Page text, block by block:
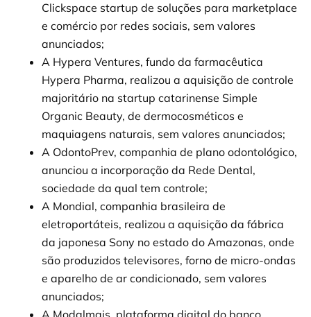
Clickspace startup de soluções para marketplace
e comércio por redes sociais, sem valores
anunciados;
A Hypera Ventures, fundo da farmacêutica
Hypera Pharma, realizou a aquisição de controle
majoritário na startup catarinense Simple
Organic Beauty, de dermocosméticos e
maquiagens naturais, sem valores anunciados;
A OdontoPrev, companhia de plano odontológico,
anunciou a incorporação da Rede Dental,
sociedade da qual tem controle;
A Mondial, companhia brasileira de
eletroportáteis, realizou a aquisição da fábrica
da japonesa Sony no estado do Amazonas, onde
são produzidos televisores, forno de micro-ondas
e aparelho de ar condicionado, sem valores
anunciados;